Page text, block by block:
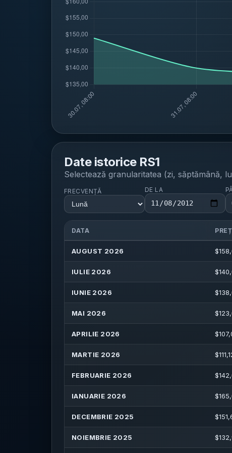
Date istorice RS1
Selectează granularitatea (zi, săptămână,
FRECVENȚĂ DE LA
DATA PREȚ
AUGUST 2026 $
IULIE 2026 $
IUNIE 2026 $
MAI 2026 $
APRILIE 2026 $
MARTIE 2026 $
FEBRUARIE 2026 $
IANUARIE 2026 $
DECEMBRIE 2025 $
NOIEMBRIE 2025 $